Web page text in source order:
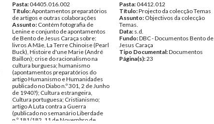
Pasta:04405.016.002
Título:Apontamentos preparatórios
de artigos e outras colaborações
Assunto: Contém fotografia de
Lenine e conjunto de apontamentos
de Bento de Jesus Caraça sobre:
livros A Mãe, La Terre Chinoise (Pearl
Buck), Histoire d'une Marie (André
Baillon); crise do racionalismo na
cultura burguesa; humanismo
(apontamentos preparatórios do
artigo Humanismo e Humanidades
publicado no Diabo n.º 301, 2 de Junho
de 1940?); Cultura estrangeira,
Cultura portuguesa; Cristianismo;
artigo A Luta contra a Guerra
(publicado no semanário Liberdade
n.º 181/182, 11 de Novembro de
Pasta:04412.012
Título:Projecto da colecção Temas
Assunto: Objectivos da colecção
Temas.
Data: s.d.
Fundo:DBC - Documentos Bento de
Jesus Caraça
Tipo Documental:Documentos
Página(s):23